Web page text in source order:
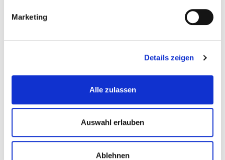
Marketing
Details zeigen
Alle zulassen
Auswahl erlauben
Ablehnen
Premium Hebelzug 3.200 kg
Regulärer Preis:
Ab421,60 €